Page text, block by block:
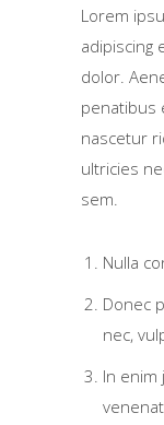
Lorem
adipiscing
dolor.
penatibus
nascetur
ultricies
sem.
Nulla
Donec
nec,
In enim